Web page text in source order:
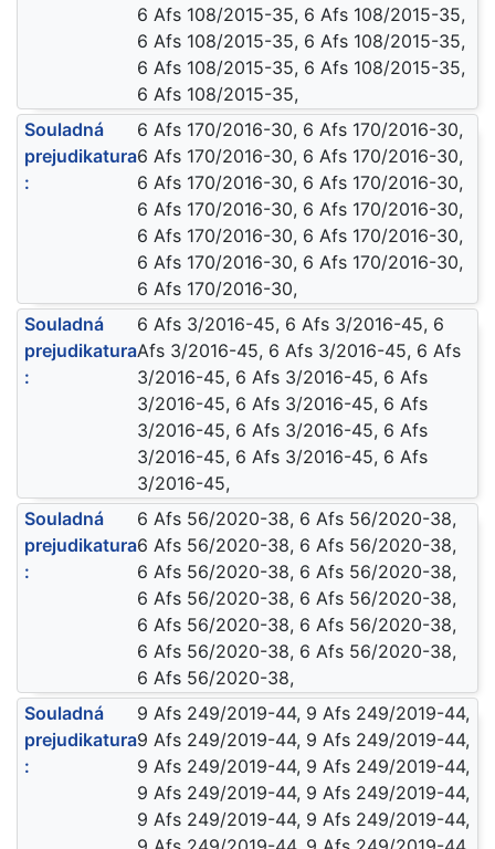
6 Afs 108/2015-35, 6 Afs 108/2015-35,
6 Afs 108/2015-35, 6 Afs 108/2015-35,
6 Afs 108/2015-35, 6 Afs 108/2015-35,
6 Afs 108/2015-35,
Souladná
prejudikatura
:
6 Afs 170/2016-30, 6 Afs 170/2016-30,
6 Afs 170/2016-30, 6 Afs 170/2016-30,
6 Afs 170/2016-30, 6 Afs 170/2016-30,
6 Afs 170/2016-30, 6 Afs 170/2016-30,
6 Afs 170/2016-30, 6 Afs 170/2016-30,
6 Afs 170/2016-30, 6 Afs 170/2016-30,
6 Afs 170/2016-30,
Souladná
prejudikatura
:
6 Afs 3/2016-45, 6 Afs 3/2016-45, 6
Afs 3/2016-45, 6 Afs 3/2016-45, 6 Afs
3/2016-45, 6 Afs 3/2016-45, 6 Afs
3/2016-45, 6 Afs 3/2016-45, 6 Afs
3/2016-45, 6 Afs 3/2016-45, 6 Afs
3/2016-45, 6 Afs 3/2016-45, 6 Afs
3/2016-45,
Souladná
prejudikatura
:
6 Afs 56/2020-38, 6 Afs 56/2020-38,
6 Afs 56/2020-38, 6 Afs 56/2020-38,
6 Afs 56/2020-38, 6 Afs 56/2020-38,
6 Afs 56/2020-38, 6 Afs 56/2020-38,
6 Afs 56/2020-38, 6 Afs 56/2020-38,
6 Afs 56/2020-38, 6 Afs 56/2020-38,
6 Afs 56/2020-38,
Souladná
prejudikatura
:
9 Afs 249/2019-44, 9 Afs 249/2019-44,
9 Afs 249/2019-44, 9 Afs 249/2019-44,
9 Afs 249/2019-44, 9 Afs 249/2019-44,
9 Afs 249/2019-44, 9 Afs 249/2019-44,
9 Afs 249/2019-44, 9 Afs 249/2019-44,